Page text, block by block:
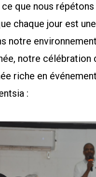
que nous répétons
chaque jour est
notre
notre célébration
riche en
: